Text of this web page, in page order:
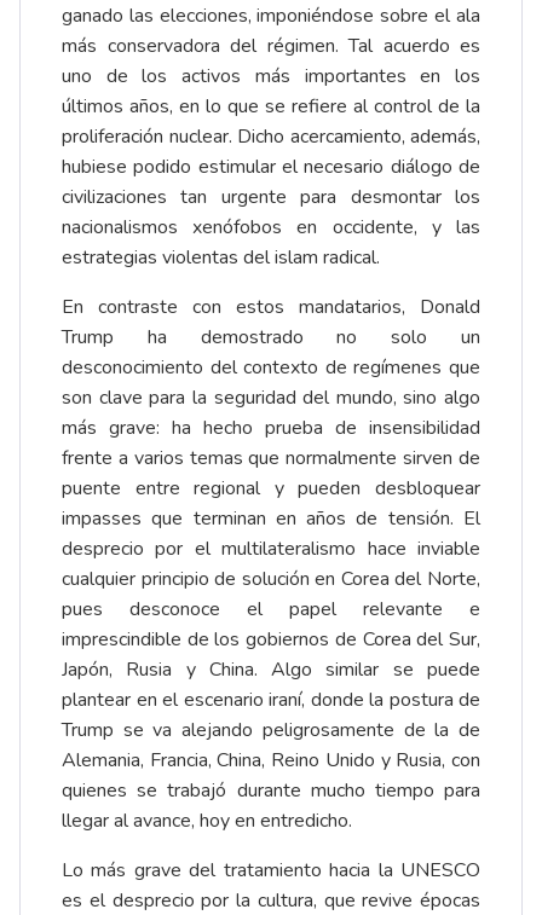
ganado las elecciones, imponiéndose sobre el ala
más conservadora del régimen. Tal acuerdo es
uno de los activos más importantes en los
últimos años, en lo que se refiere al control de la
proliferación nuclear. Dicho acercamiento, además,
hubiese podido estimular el necesario diálogo de
civilizaciones tan urgente para desmontar los
nacionalismos xenófobos en occidente, y las
estrategias violentas del islam radical.
En contraste con estos mandatarios, Donald
Trump ha demostrado no solo un
desconocimiento del contexto de regímenes que
son clave para la seguridad del mundo, sino algo
más grave: ha hecho prueba de insensibilidad
frente a varios temas que normalmente sirven de
puente entre regional y pueden desbloquear
impasses que terminan en años de tensión. El
desprecio por el multilateralismo hace inviable
cualquier principio de solución en Corea del Norte,
pues desconoce el papel relevante e
imprescindible de los gobiernos de Corea del Sur,
Japón, Rusia y China. Algo similar se puede
plantear en el escenario iraní, donde la postura de
Trump se va alejando peligrosamente de la de
Alemania, Francia, China, Reino Unido y Rusia, con
quienes se trabajó durante mucho tiempo para
llegar al avance, hoy en entredicho.
Lo más grave del tratamiento hacia la UNESCO
es el desprecio por la cultura, que revive épocas